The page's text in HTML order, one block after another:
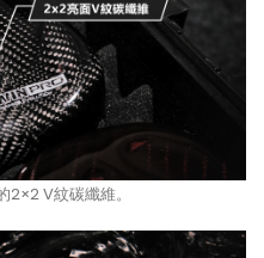
V紋碳纖維。